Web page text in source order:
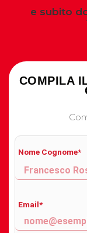
e subito
COMPILA
Nome Cognome*
Email*